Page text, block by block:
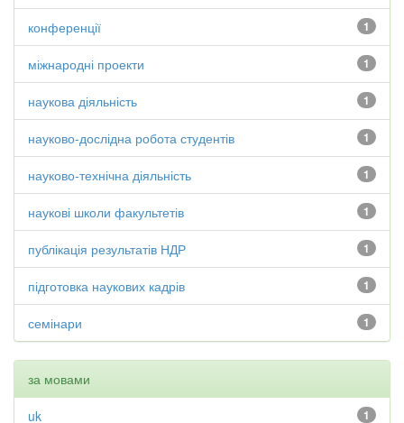
1
конференції
1
міжнародні проекти
1
наукова діяльність
1
науково-дослідна робота студентів
1
науково-технічна діяльність
1
наукові школи факультетів
1
публікація результатів НДР
1
підготовка наукових кадрів
1
семінари
за мовами
1
uk